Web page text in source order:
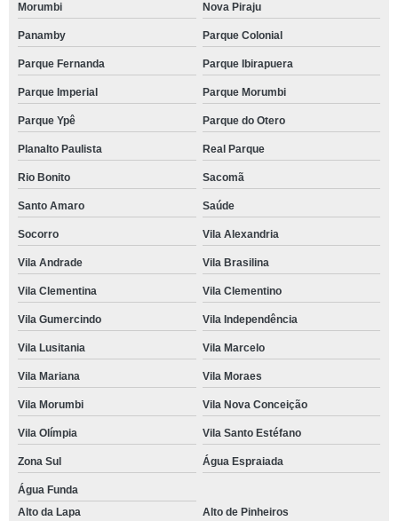
Morumbi Nova Piraju
Panamby Parque Colonial
Parque Fernanda Parque Ibirapuera
Parque Imperial Parque Morumbi
Parque Ypê Parque do Otero
Planalto Paulista Real Parque
Rio Bonito Sacomã
Santo Amaro Saúde
Socorro Vila Alexandria
Vila Andrade Vila Brasilina
Vila Clementina Vila Clementino
Vila Gumercindo Vila Independência
Vila Lusitania Vila Marcelo
Vila Mariana Vila Moraes
Vila Morumbi Vila Nova Conceição
Vila Olímpia Vila Santo Estéfano
Zona Sul Água Espraiada
Água Funda
Alto da Lapa
Alto de Pinheiros